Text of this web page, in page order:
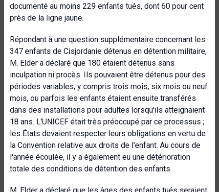
documenté au moins 229 enfants tués, dont 60 pour cent
près de la ligne jaune.
Répondant à une question supplémentaire concernant les
347 enfants de Cisjordanie détenus en détention militaire,
M. Elder a déclaré que 180 étaient détenus sans
inculpation ni procès. Ils pouvaient être détenus pour des
périodes variables, y compris trois mois, six mois ou neuf
mois, ou parfois les enfants étaient ensuite transférés
dans des installations pour adultes lorsqu'ils atteignaient
18 ans. L'UNICEF était très préoccupé par ce processus ;
les États devaient respecter leurs obligations en vertu de
la Convention relative aux droits de l'enfant. Au cours de
l'année écoulée, il y a également eu une détérioration
totale des conditions de détention des enfants.